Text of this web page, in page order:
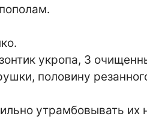
укропа, 3
половину
утрамбовывать их